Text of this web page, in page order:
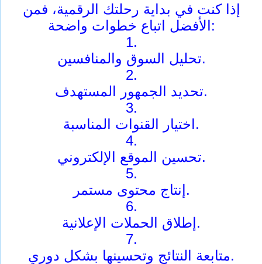
إذا كنت في بداية رحلتك الرقمية، فمن
الأفضل اتباع خطوات واضحة:
1.
تحليل السوق والمنافسين.
2.
تحديد الجمهور المستهدف.
3.
اختيار القنوات المناسبة.
4.
تحسين الموقع الإلكتروني.
5.
إنتاج محتوى مستمر.
6.
إطلاق الحملات الإعلانية.
7.
متابعة النتائج وتحسينها بشكل دوري.